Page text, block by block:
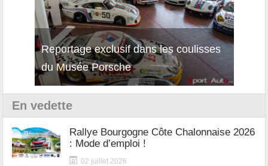
Reportage exclusif dans les coulisses
du Musée Porsche
En vedette
Rallye Bourgogne Côte Chalonnaise 2026
: Mode d’emploi !
02 juillet 2026